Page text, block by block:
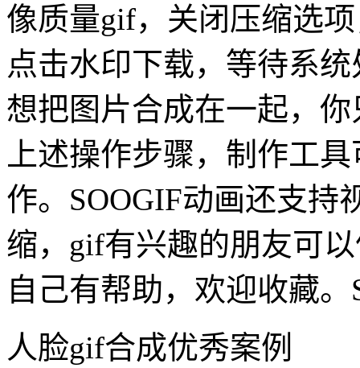
像质量gif，关闭压缩选
点击水印下载，等待系
想把图片合成在一起，
上述操作步骤，制作工
作。SOOGIF动画还支
缩，gif有兴趣的朋友可
自己有帮助，欢迎收藏。
人脸gif合成优秀案例